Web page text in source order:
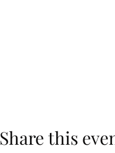
Share this